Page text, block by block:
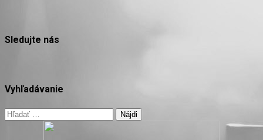
Sledujte nás
Vyhľadávanie
Hľadať: